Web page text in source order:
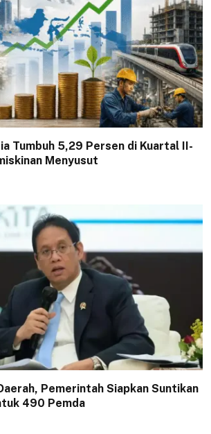
Tumbuh 5,29 Persen di Kuartal II-
Menyusut
Pemerintah Siapkan Suntikan
490 Pemda